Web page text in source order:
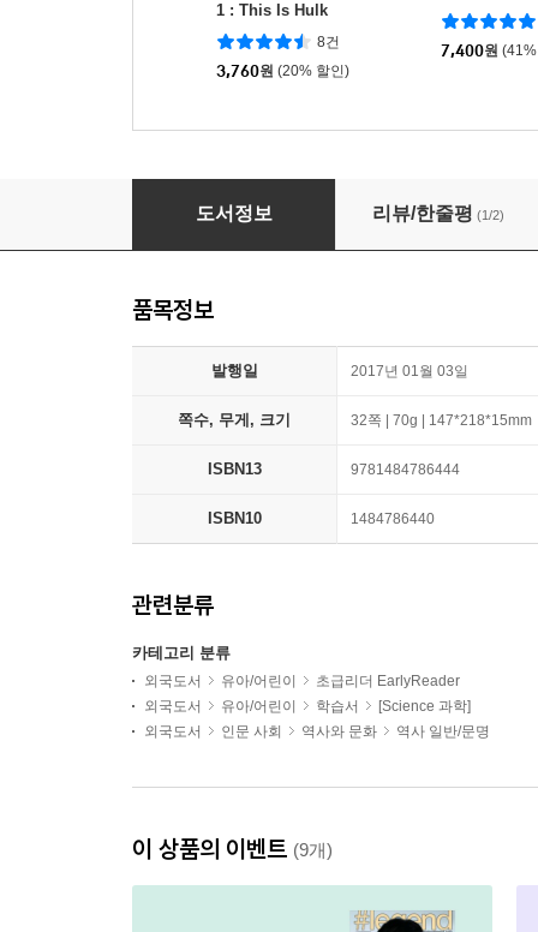
1 : This Is Hulk
8건
3,760원 (20% 할인)
7,400원
Super Hero Adventures: Tricky Trouble!
도서정보 리뷰/한줄평 (1/2)
품목정보
발행일 2017년 01월 03일
쪽수, 무게, 크기 32쪽 | 70g | 147*218*15mm
ISBN13 9781484786444
ISBN10 1484786440
관련분류
카테고리 분류
외국도서 유아/어린이
초급리더 EarlyReader
외국도서
유아/어린이 학습서
[Science 과학]
외국도서
인문 사회 역사와 문화 역사 일반/문명
이 상품의 이벤트 (9개)